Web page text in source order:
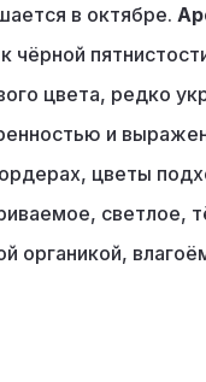
в октябре.
цвета, редко
и
цветы
светлое,
органикой,